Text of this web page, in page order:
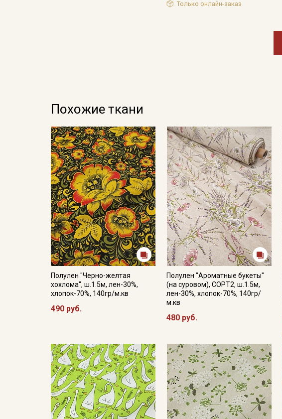
Только онлайн-заказ
Похожие ткани
Полулен "Черно-желтая
хохлома", ш.1.5м, лен-30%,
хлопок-70%, 140гр/м.кв
490 руб.
Полулен "Ароматные букеты"
(на суровом), СОРТ2, ш.1.5м,
лен-30%, хлопок-70%, 140гр/
м.кв
480 руб.